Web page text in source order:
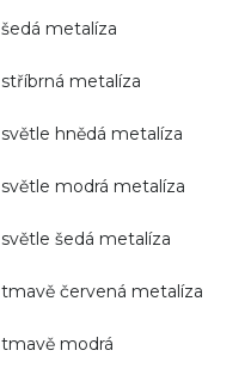
šedá metalíza
stříbrná metalíza
světle hnědá metalíza
světle modrá metalíza
světle šedá metalíza
tmavě červená metalíza
tmavě modrá